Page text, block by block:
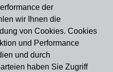
der
wir Ihnen die
von Cookies. Cookies
und Performance
und durch
haben Sie Zugriff